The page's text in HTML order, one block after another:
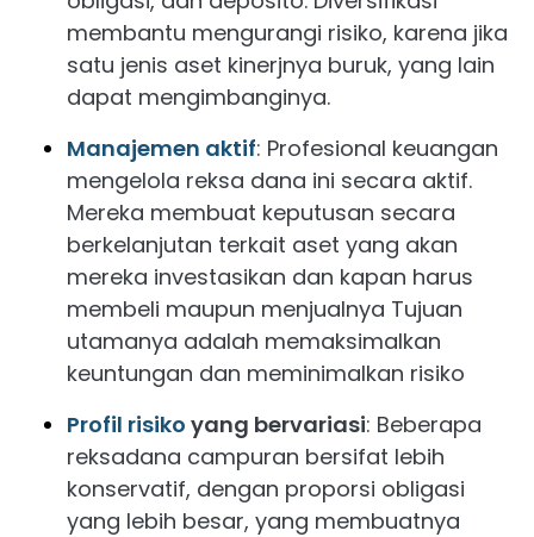
membantu mengurangi risiko, karena jika
satu jenis aset kinerjnya buruk, yang lain
dapat mengimbanginya.
Manajemen aktif: Profesional keuangan
mengelola reksa dana ini secara aktif.
Mereka membuat keputusan secara
berkelanjutan terkait aset yang akan
mereka investasikan dan kapan harus
membeli maupun menjualnya Tujuan
utamanya adalah memaksimalkan
keuntungan dan meminimalkan risiko
Profil risiko yang bervariasi: Beberapa
reksadana campuran bersifat lebih
konservatif, dengan proporsi obligasi
yang lebih besar, yang membuatnya